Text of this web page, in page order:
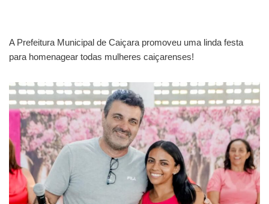
A Prefeitura Municipal de Caiçara promoveu uma linda festa
para homenagear todas mulheres caiçarenses!